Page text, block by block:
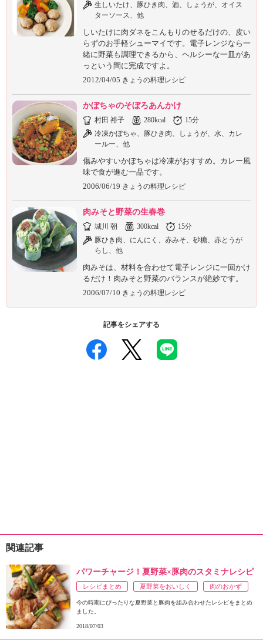
生しいたけ、豚ひき肉、酒、しょうが、オイス
ターソース、他
しいたけに肉ダネをこんもりのせるだけの、皮い
らずのお手軽シューマイです。電子レンジなら一
緒に野菜も調理できるから、ヘルシーな一皿があ
っという間に完成ですよ。
2012/04/05 きょうの料理レシピ
かぼちゃのそぼろあんかけ
村田 裕子 280kcal
15分
冷凍かぼちゃ、豚ひき肉、しょうが、水、カレ
ールー、他
傷みやすいかぼちゃは冷凍がおすすめ。カレー風
味で食が進む一品です。
2006/06/19 きょうの料理レシピ
肉みそと野菜の生春巻
城川 朝 300kcal
15分
豚ひき肉、にんにく、赤みそ、砂糖、赤とうが
らし、他
肉みそは、材料を合わせて電子レンジに一回かけ
るだけ！肉みそと野菜のバランスが絶妙です。
2006/07/10 きょうの料理レシピ
記事をシェアする
関連記事
パワーチャージ！夏野菜×豚肉のスタミナレシピ
レシピまとめ 夏野菜をおいしく 肉のおかず
今の時期にぴったりな夏野菜と豚肉を組み合わせたレシピをまとめ
ました。
2018/07/03